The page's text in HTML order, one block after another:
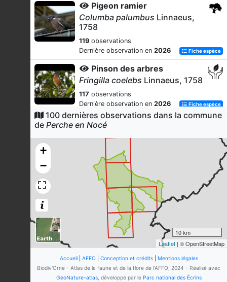
Pigeon ramier
Columba palumbus Linnaeus,
1758
119 observations
Dernière observation en 2026 Fiche espèce
Pinson des arbres
Fringilla coelebs Linnaeus, 1758
117 observations
Dernière observation en 2026 Fiche espèce
Merle noir
observations
Dernière observation en
Fiche espèce
Tircis (Le)
Pararge aegeria(Linnaeus, 1758)
observations
Dernière observation en2026
Rougegorge familier
Erithacus rubecula
(Linnaeus,
1758)
90
observations
2026 Fiche espèce
100 dernières observations dans la commune
de Perche en Nocé
+
−
10 km
Leaflet | © OpenStreetMap
Accueil| AFFO| Conception et crédits| Mentions légales
Biodiv'Orne - Atlas de la faune et de la flore de l'AFFO, 2024 - Réalisé avec
GeoNature-atlas, développé par le Parc national des Écrins